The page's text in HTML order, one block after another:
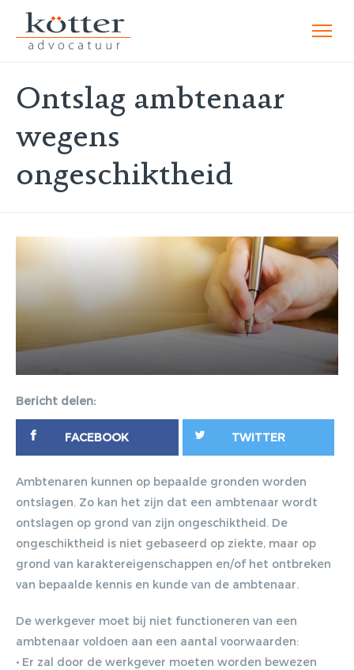
Ontslag ambtenaar
wegens
ongeschiktheid
Bericht delen:
FACEBOOK TWITTER
Ambtenaren kunnen op bepaalde gronden worden
ontslagen. Zo kan het zijn dat een ambtenaar wordt
ontslagen op grond van zijn ongeschiktheid. De
ongeschiktheid is niet gebaseerd op ziekte, maar op
grond van karaktereigenschappen en/of het ontbreken
van bepaalde kennis en kunde van de ambtenaar.
De werkgever moet bij niet functioneren van een
ambtenaar voldoen aan een aantal voorwaarden:
• Er zal door de werkgever moeten worden bewezen
Gratis E-